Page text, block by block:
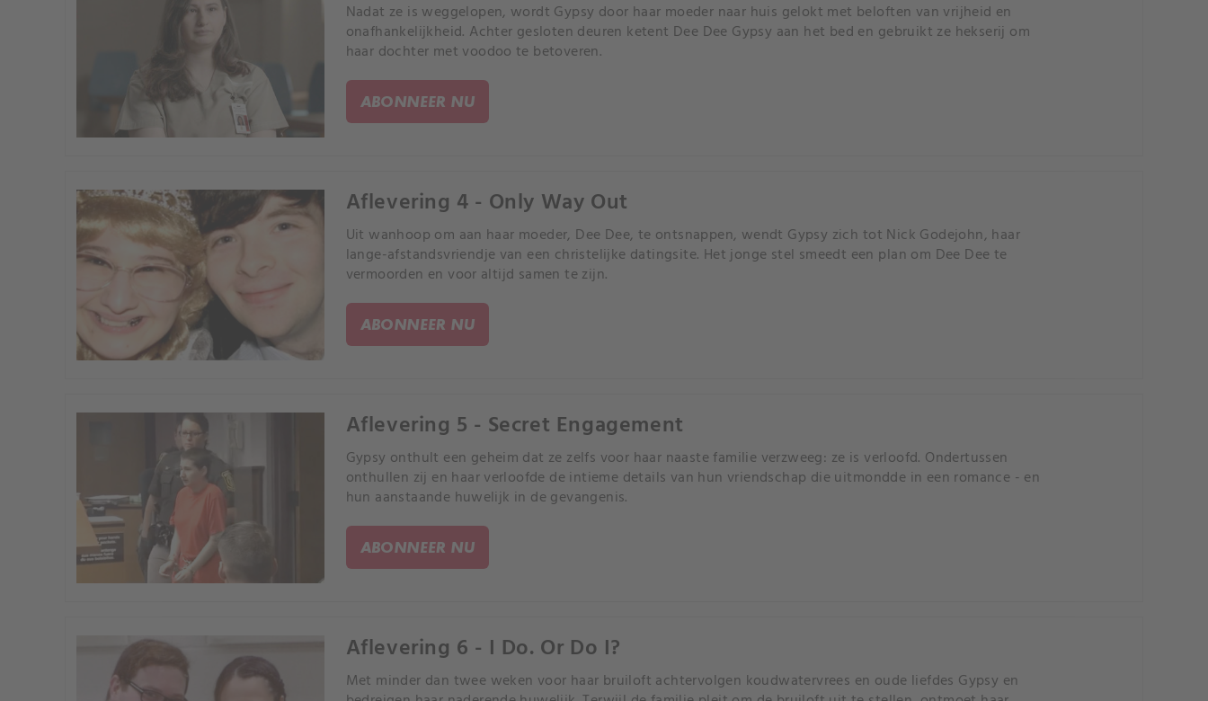
Nadat ze is weggelopen, wordt Gypsy door haar moeder naar huis gelokt met beloften van vrijheid en
onafhankelijkheid. Achter gesloten deuren ketent Dee Dee Gypsy aan het bed en gebruikt ze hekserij om
haar dochter met voodoo te betoveren.
ABONNEER NU
Aflevering 4 - Only Way Out
Uit wanhoop om aan haar moeder, Dee Dee, te ontsnappen, wendt Gypsy zich tot Nick Godejohn, haar
lange-afstandsvriendje van een christelijke datingsite. Het jonge stel smeedt een plan om Dee Dee te
vermoorden en voor altijd samen te zijn.
ABONNEER NU
Aflevering 5 - Secret Engagement
Gypsy onthult een geheim dat ze zelfs voor haar naaste familie verzweeg: ze is verloofd. Ondertussen
onthullen zij en haar verloofde de intieme details van hun vriendschap die uitmondde in een romance - en
hun aanstaande huwelijk in de gevangenis.
ABONNEER NU
Aflevering 6 - I Do. Or Do I?
Met minder dan twee weken voor haar bruiloft achtervolgen koudwatervrees en oude liefdes Gypsy en